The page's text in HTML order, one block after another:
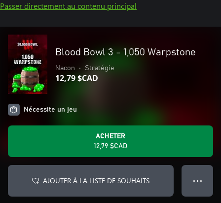
Passer directement au contenu principal
Blood Bowl 3 - 1,050 Warpstone
Nacon • Stratégie
12,79 $CAD
Nécessite un jeu
ACHETER
12,79 $CAD
AJOUTER À LA LISTE DE SOUHAITS ● ● ●